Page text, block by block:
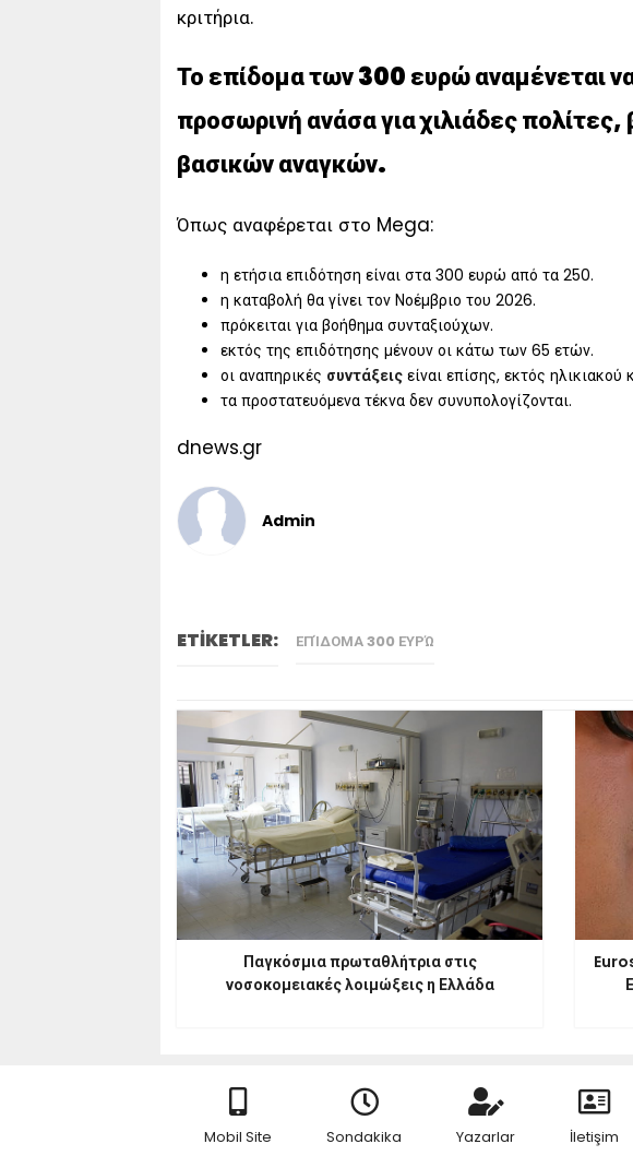
κριτήρια.
Το επίδομα των 300 ευρώ αναμένεται
προσωρινή ανάσα για χιλιάδες
βασικών αναγκών.
Όπως αναφέρεται στο Mega:
η ετήσια επιδότηση είναι στα 300 ευρώ από τα 250.
η καταβολή θα γίνει τον Νοέμβριο του 2026.
πρόκειται για βοήθημα συνταξιούχων.
εκτός της επιδότησης μένουν οι κάτω των 65 ετών.
οι αναπηρικές συντάξεις είναι επίσης, εκτός ηλικιακού
τα προστατευόμενα τέκνα δεν συνυπολογίζονται.
dnews.gr
Admin
ETİKETLER: ΕΠΊΔΟΜΑ 300 ΕΥΡΏ
Παγκόσμια πρωταθλήτρια στις
νοσοκομειακές λοιμώξεις η Ελλάδα
Mobil Site Sondakika Yazarlar İletişim